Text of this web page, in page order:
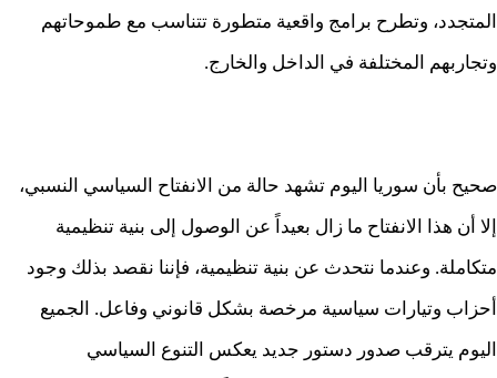
المتجدد، وتطرح برامج واقعية متطورة تتناسب مع طموحاتهم
وتجاربهم المختلفة في الداخل والخارج.
صحيح بأن سوريا اليوم تشهد حالة من الانفتاح السياسي النسبي،
إلا أن هذا الانفتاح ما زال بعيداً عن الوصول إلى بنية تنظيمية
متكاملة. وعندما نتحدث عن بنية تنظيمية، فإننا نقصد بذلك وجود
أحزاب وتيارات سياسية مرخصة بشكل قانوني وفاعل. الجميع
اليوم يترقب صدور دستور جديد يعكس التنوع السياسي